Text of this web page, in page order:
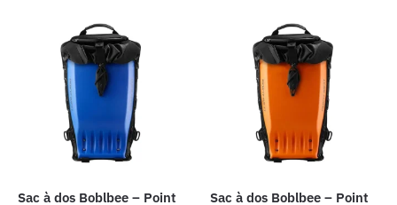
Sac à dos Boblbee – Point
Sac à dos Boblbee – Point